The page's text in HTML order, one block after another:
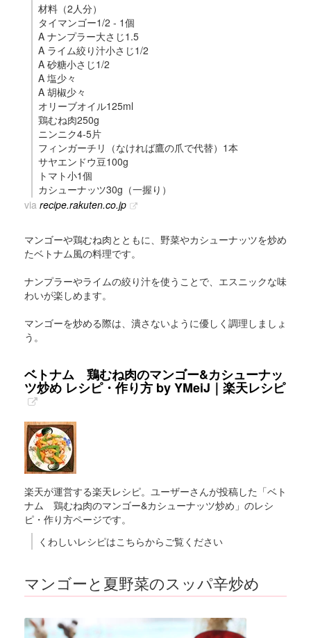
材料（2人分）
タイマンゴー1/2 - 1個
A ナンプラー大さじ1.5
A ライム絞り汁小さじ1/2
A 砂糖小さじ1/2
A 塩少々
A 胡椒少々
オリーブオイル125ml
鶏むね肉250g
ニンニク4-5片
フィンガーチリ（なければ鷹の爪で代替）1本
サヤエンドウ豆100g
トマト小1個
カシューナッツ30g（一握り）
via recipe.rakuten.co.jp
マンゴーや鶏むね肉とともに、野菜やカシューナッツを炒め
たベトナム風の料理です。
ナンプラーやライムの絞り汁を使うことで、エスニックな味
わいが楽しめます。
マンゴーを炒める際は、潰さないように優しく調理しましょ
う。
ベトナム 鶏むね肉のマンゴー&カシューナッ
ツ炒め レシピ・作り方 by YMeiJ｜楽天レシピ
楽天が運営する楽天レシピ。ユーザーさんが投稿した「ベト
ナム 鶏むね肉のマンゴー&カシューナッツ炒め」のレシ
ピ・作り方ページです。
くわしいレシピはこちらからご覧ください
マンゴーと夏野菜のスッパ辛炒め